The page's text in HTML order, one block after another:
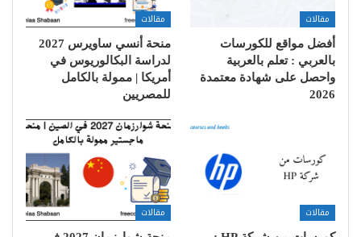
مقالات
أفضل مواقع للكورسات
بالعربي : تعلم بالعربية
واحصل على شهادة معتمدة
2026
مقالات
منحة أنسي ساويرس 2027
لدراسة البكالوريوس في
أمريكا | ممولة بالكامل
للمصريين
مقالات مقالات